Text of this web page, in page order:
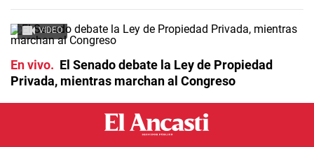
VIDEO
En vivo
El Senado debate la Ley de Propiedad
Privada, mientras marchan al Congreso